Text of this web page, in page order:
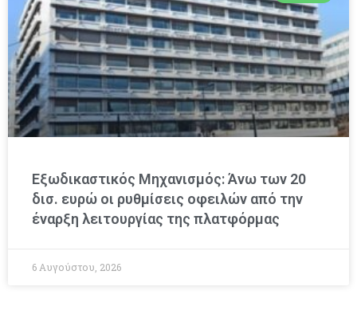
Εξωδικαστικός Μηχανισμός: Άνω των 20
δισ. ευρώ οι ρυθμίσεις οφειλών από την
έναρξη λειτουργίας της πλατφόρμας
6 Αυγούστου, 2026